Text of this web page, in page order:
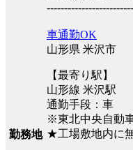
勤務地
車通勤OK
山形県 米沢市
【最寄り駅】
山形線 米沢駅
通勤手段：車
※東北中央自動
★工場敷地内に